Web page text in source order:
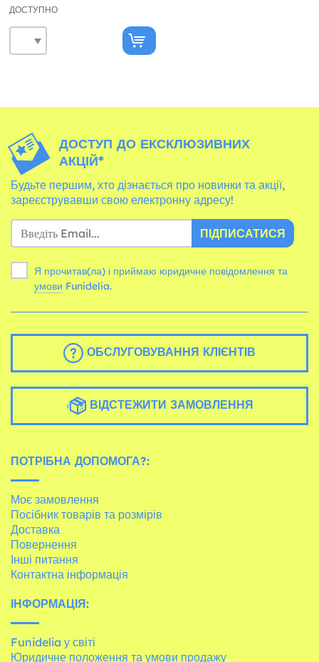
ДОСТУПНО
ДОСТУП ДО ЕКСКЛЮЗИВНИХ
АКЦІЙ*
Будьте першим, хто дізнається про новинки та акції,
зареєструвавши свою електронну адресу!
ПІДПИСАТИСЯ
Я прочитав(ла) і приймаю юридичне повідомлення та
умови Funidelia.
ОБСЛУГОВУВАННЯ КЛІЄНТІВ
ВІДСТЕЖИТИ ЗАМОВЛЕННЯ
ПОТРІБНА ДОПОМОГА?:
Моє замовлення
Посібник товарів та розмірів
Доставка
Повернення
Інші питання
Контактна інформація
ІНФОРМАЦІЯ:
Funidelia у світі
Юридичне положення та умови продажу